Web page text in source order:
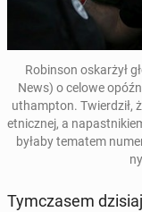
Ro­bin­son oskar­żył
News) o celowe
uthamp­ton. Twier­dził,
et­nicz­nej, a
byłaby tematem
Tym­cza­sem